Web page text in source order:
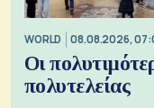
WORLD 08.08.2026,
Οι
πολυτελείας